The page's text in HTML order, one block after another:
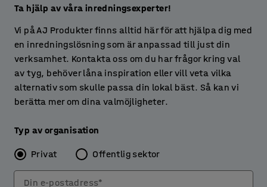
Ta hjälp av våra inredningsexperter!
Vi på AJ Produkter finns alltid här för att hjälpa dig med
en inredningslösning som är anpassad till just din
verksamhet. Kontakta oss om du har frågor kring val
av tyg, behöver låna inspiration eller vill veta vilka
alternativ som skulle passa din lokal bäst. Så kan vi
berätta mer om dina valmöjligheter.
Typ av organisation
Privat Offentlig sektor
Din e-postadress*